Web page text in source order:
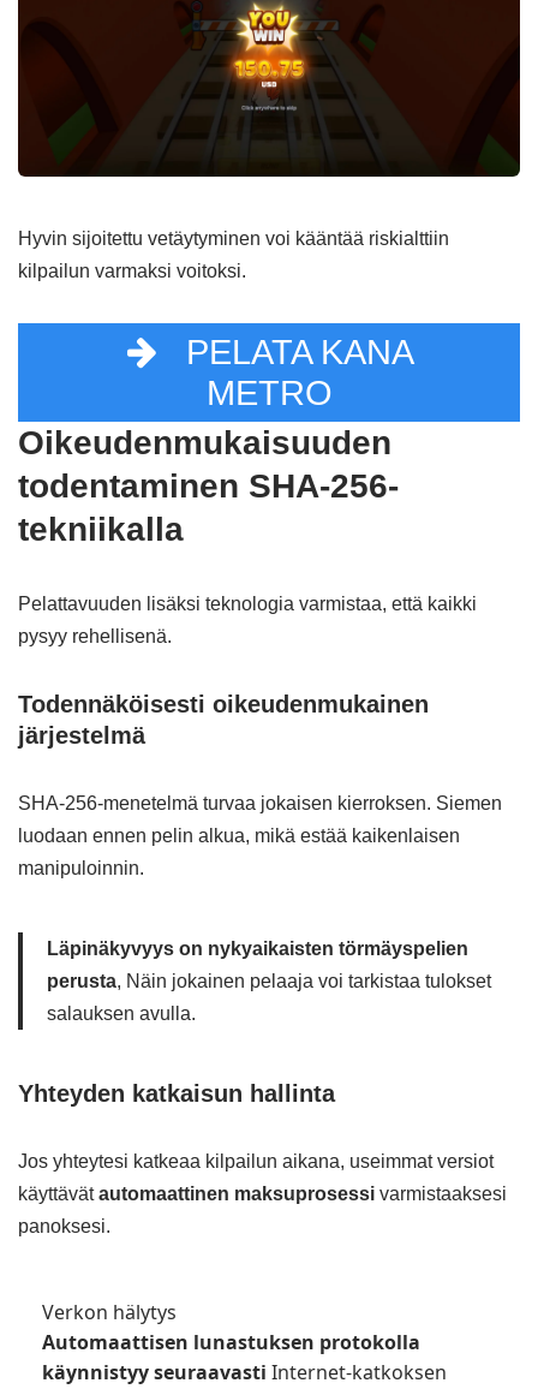
Hyvin sijoitettu vetäytyminen voi kääntää riskialttiin
kilpailun varmaksi voitoksi.
PELATA KANA
METRO
Oikeudenmukaisuuden
todentaminen SHA-256-
tekniikalla
Pelattavuuden lisäksi teknologia varmistaa, että kaikki
pysyy rehellisenä.
Todennäköisesti oikeudenmukainen
järjestelmä
SHA-256-menetelmä turvaa jokaisen kierroksen. Siemen
luodaan ennen pelin alkua, mikä estää kaikenlaisen
manipuloinnin.
Läpinäkyvyys on nykyaikaisten törmäyspelien
perusta, Näin jokainen pelaaja voi tarkistaa tulokset
salauksen avulla.
Yhteyden katkaisun hallinta
Jos yhteytesi katkeaa kilpailun aikana, useimmat versiot
käyttävätautomaattinen maksuprosessi varmistaaksesi
panoksesi.
Verkon hälytys
Automaattisen lunastuksen protokolla
käynnistyy seuraavasti Internet-katkoksen